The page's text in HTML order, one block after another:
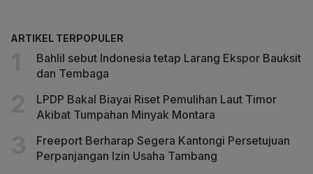
ARTIKEL TERPOPULER
Bahlil sebut Indonesia tetap Larang Ekspor Bauksit
dan Tembaga
LPDP Bakal Biayai Riset Pemulihan Laut Timor
Akibat Tumpahan Minyak Montara
Freeport Berharap Segera Kantongi Persetujuan
Perpanjangan Izin Usaha Tambang